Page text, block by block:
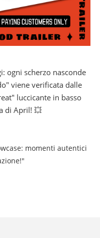
ogni scherzo nasconde
viene verificata dalle
luccicante in basso
di April! 💥
momenti autentici